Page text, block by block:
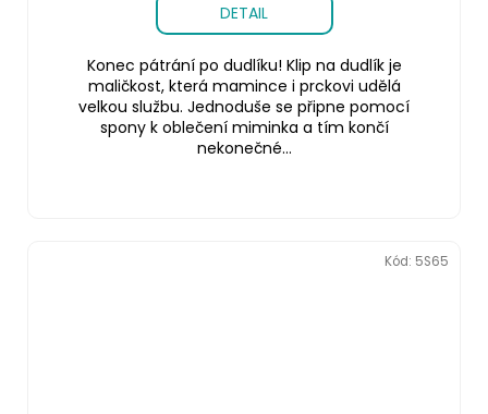
DETAIL
Konec pátrání po dudlíku! Klip na dudlík je
maličkost, která mamince i prckovi udělá
velkou službu. Jednoduše se připne pomocí
spony k oblečení miminka a tím končí
nekonečné...
Kód: 5S65